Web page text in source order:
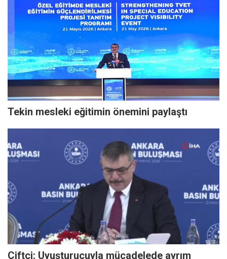
Tekin mesleki eğitimin önemini paylaştı
Çiftçi: Uyuşturucuyla mücadelede ayrım